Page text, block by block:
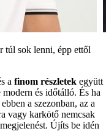
túl sok lenni, épp ettől
a finom részletek együtt
és időtálló. És ha
a szezonban, az a
vagy karkötő nemcsak
Újíts be idén